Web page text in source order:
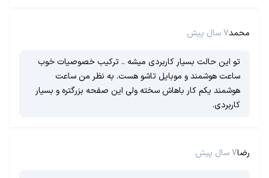
محمد7 سال پیش
تو این حالت بسیار کاربردی میشه .. ترکیب خصوصیات خوب
ساعت هوشمند و موبایل تاشو هست. به نظر من ساعت
هوشمند یکم کار باهاش سخته ولی این صفحه بزرگتره و بسیار
کاربردی.
رضا7 سال پیش